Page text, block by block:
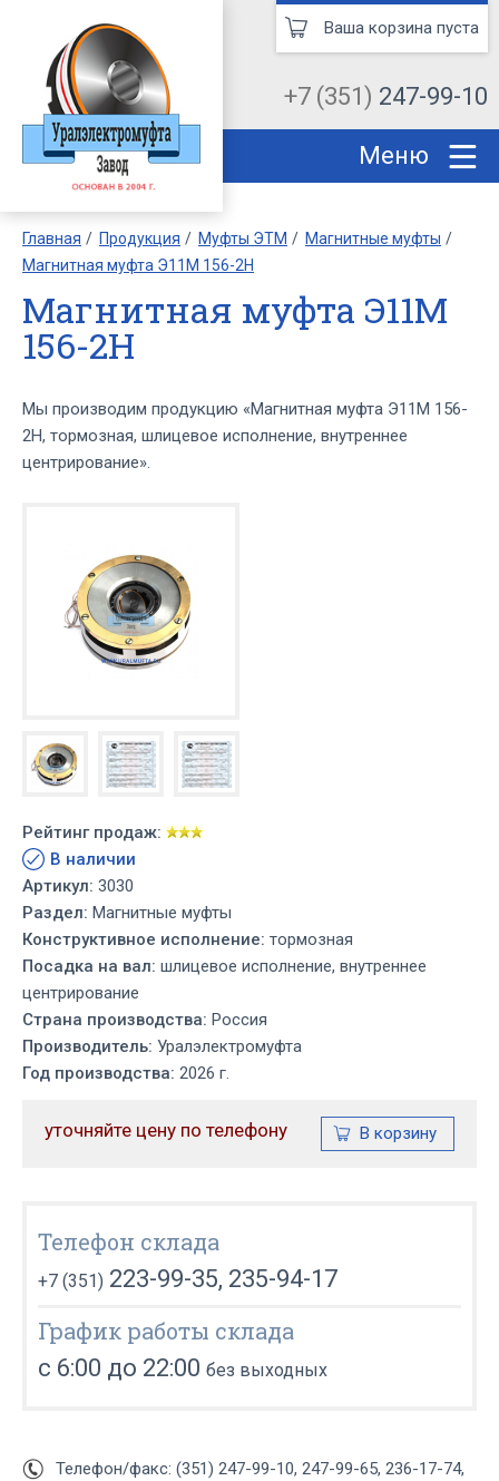
+7 (351) 247-99-10
Ваша корзина пуста
Меню
Главная Продукция Муфты ЭТМ
Магнитные муфты
Магнитная муфта Э11М 156-2Н
Магнитная муфта Э11М
156-2Н
Мы производим продукцию «Магнитная муфта Э11М 156-
2Н, тормозная, шлицевое исполнение, внутреннее
центрирование».
Рейтинг продаж:
В наличии
Артикул: 3030
Раздел: Магнитные муфты
Конструктивное исполнение: тормозная
Посадка на вал: шлицевое исполнение, внутреннее
центрирование
Страна производства: Россия
Производитель: Уралэлектромуфта
Год производства: 2026 г.
уточняйте цену по телефону
Телефон склада
+7 (351) 223-99-35, 235-94-17
График работы склада
с 6:00 до 22:00 без выходных
Телефон/факс: (351) 247-99-10, 247-99-65, 236-17-74,